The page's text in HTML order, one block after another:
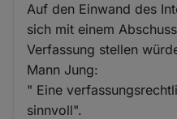
Auf den Einwand des
sich mit einem
Verfassung stellen
Mann Jung:
" Eine
sinnvoll".